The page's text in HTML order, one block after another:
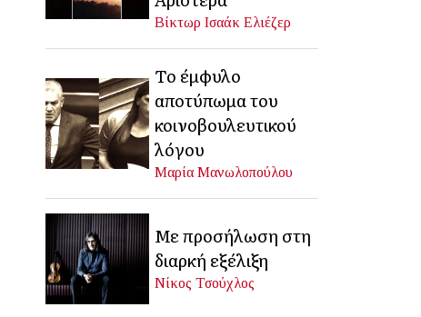
Βίκτωρ Ισαάκ Ελιέζερ
Το έμφυλο
αποτύπωμα του
κοινοβουλευτικού
λόγου
Μαρία Μανωλοπούλου
Με προσήλωση στη
διαρκή εξέλιξη
Νίκος Τσούχλος